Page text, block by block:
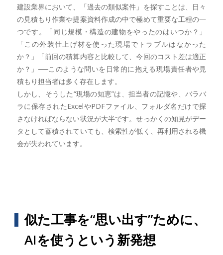
建設業界において、「過去の類似案件」を探すことは、日々
の見積もり作業や提案資料作成の中で極めて重要な工程の一
つです。「同じ規模・構造の建物をやったのはいつか？」
「この外装仕上げ材を使った現場でトラブルはなかった
か？」「前回の積算内容と比較して、今回のコスト差は適正
か？」──このような問いを日常的に抱える現場責任者や見
積もり担当者は多く存在します。
しかし、そうした“現場の知恵”は、担当者の記憶や、バラバ
ラに保存されたExcelやPDFファイル、フォルダ名だけで探
さなければならない状況が大半です。せっかくの知見がデー
タとして蓄積されていても、検索性が低く、再利用される機
会が失われています。
似た工事を“思い出す”ために、
AIを使うという新発想